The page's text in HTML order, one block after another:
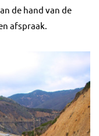
de hand van de
afspraak.